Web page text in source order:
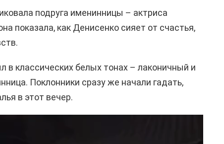
подруга именинницы – актриса
показала, как Денисенко сияет от счастья,
в классических белых тонах – лаконичный и
Поклонники сразу же начали гадать,
в этот вечер.